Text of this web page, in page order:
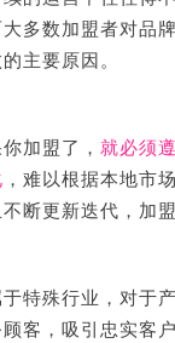
多数加盟者对品
主要原因。
加盟了， 就必须
，难以根据本地市
断更新迭代，加
特殊行业，对于
客，吸引忠实客